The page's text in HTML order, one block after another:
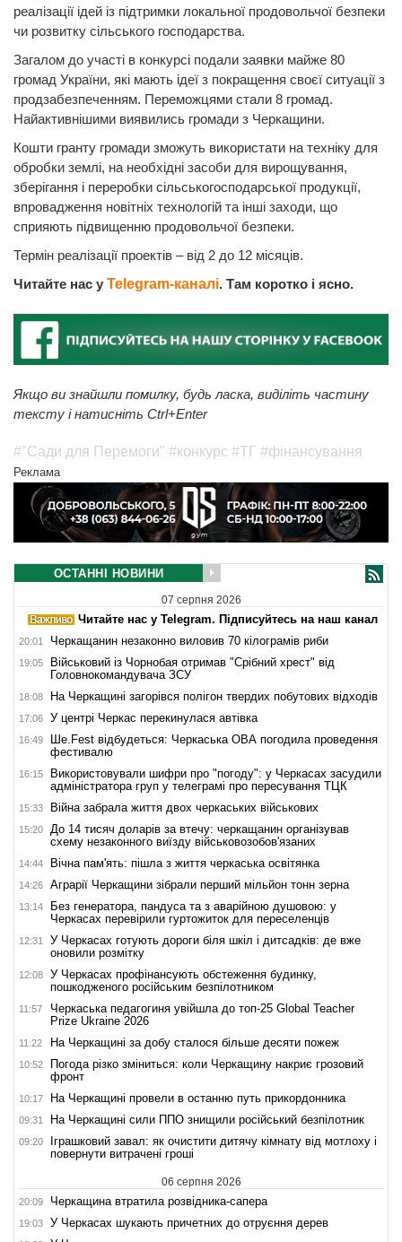
реалізації ідей із підтримки локальної продовольчої безпеки
чи розвитку сільського господарства.
Загалом до участі в конкурсі подали заявки майже 80
громад України, які мають ідеї з покращення своєї ситуації з
продзабезпеченням. Переможцями стали 8 громад.
Найактивнішими виявились громади з Черкащини.
Кошти гранту громади зможуть використати на техніку для
обробки землі, на необхідні засоби для вирощування,
зберігання і переробки сільськогосподарської продукції,
впровадження новітніх технологій та інші заходи, що
сприяють підвищенню продовольчої безпеки.
Термін реалізації проектів – від 2 до 12 місяців.
Читайте нас у Telegram-каналі. Там коротко і ясно.
Якщо ви знайшли помилку, будь ласка, виділіть частину
тексту і натисніть Ctrl+Enter
#"Сади для Перемоги" #конкурс #ТГ #фінансування
Реклама
ОСТАННІ НОВИНИ
07 серпня 2026
Читайте нас у Telegram. Підписуйтесь на наш канал
20:01 Черкащанин незаконно виловив 70 кілограмів риби
19:05
Військовий із Чорнобая отримав "Срібний хрест" від
Головнокомандувача ЗСУ
18:08 На Черкащині загорівся полігон твердих побутових відходів
17:06 У центрі Черкас перекинулася автівка
16:49
Ше.Fest відбудеться: Черкаська ОВА погодила проведення
фестивалю
16:15
Використовували шифри про "погоду": у Черкасах засудили
адміністратора груп у телеграмі про пересування ТЦК
15:33 Війна забрала життя двох черкаських військових
15:20
До 14 тисяч доларів за втечу: черкащанин організував
схему незаконного виїзду військовозобов'язаних
14:44 Вічна пам'ять: пішла з життя черкаська освітянка
14:26 Аграрії Черкащини зібрали перший мільйон тонн зерна
13:14
Без генератора, пандуса та з аварійною душовою: у
Черкасах перевірили гуртожиток для переселенців
12:31
У Черкасах готують дороги біля шкіл і дитсадків: де вже
оновили розмітку
12:08
У Черкасах профінансують обстеження будинку,
пошкодженого російським безпілотником
11:57
Черкаська педагогиня увійшла до топ-25 Global Teacher
Prize Ukraine 2026
11:22 На Черкащині за добу сталося більше десяти пожеж
10:52
Погода різко зміниться: коли Черкащину накриє грозовий
фронт
10:17 На Черкащині провели в останню путь прикордонника
09:31 На Черкащині сили ППО знищили російський безпілотник
09:20
Іграшковий завал: як очистити дитячу кімнату від мотлоху і
повернути витрачені гроші
06 серпня 2026
20:09 Черкащина втратила розвідника-сапера
19:03 У Черкасах шукають причетних до отруєння дерев